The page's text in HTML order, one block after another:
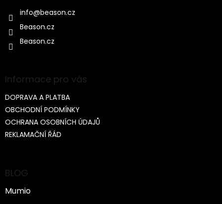
info@beason.cz
Beason.cz
Beason.cz
Informace pro vás
DOPRAVA A PLATBA
OBCHODNÍ PODMÍNKY
OCHRANA OSOBNÍCH ÚDAJŮ
REKLAMAČNÍ ŘÁD
BLOG
Mumio